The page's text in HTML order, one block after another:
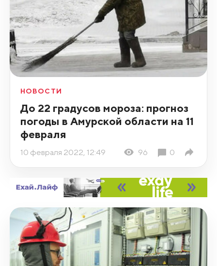
НОВОСТИ
До 22 градусов мороза: прогноз
погоды в Амурской области на 11
февраля
10 февраля 2022, 12:49 96 0